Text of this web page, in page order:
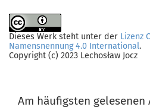
Dieses Werk steht unter der Lizenz
Namensnennung 4.0 International.
Copyright (c) 2023 Lechosław Jocz
Am häufigsten gelesenen